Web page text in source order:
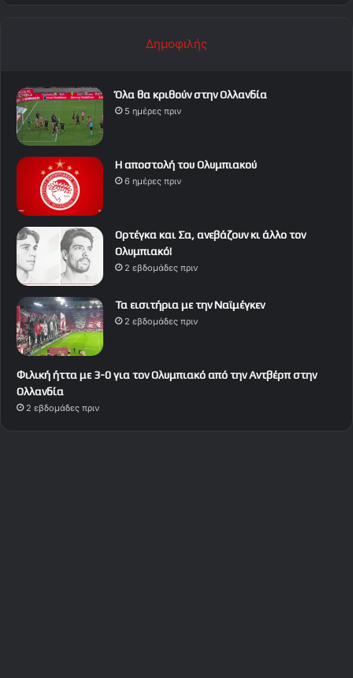
Δημοφιλής
Όλα θα κριθούν στην Ολλανδία
5 ημέρες πριν
Η αποστολή του Ολυμπιακού
6 ημέρες πριν
Ορτέγκα και Σα, ανεβάζουν κι άλλο τον
Ολυμπιακό!
2 εβδομάδες πριν
Τα εισιτήρια με την Ναϊμέγκεν
2 εβδομάδες πριν
Φιλική ήττα με 3-0 για τον Ολυμπιακό από την Αντβέρπ στην
Ολλανδία
2 εβδομάδες πριν